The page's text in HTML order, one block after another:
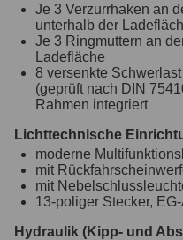
Je 3 Verzurrhaken an
unterhalb der
Je 3 Ringmuttern an
Ladefläche
8 versenkte
(geprüft nach DIN
Rahmen integriert
Lichttechnische
moderne
mit
mit
13-poliger Stecker,
Hydraulik (Kipp- und